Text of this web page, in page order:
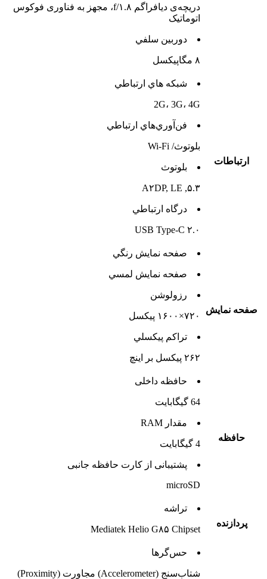
دریچه‌ی دیافراگم f/۱.۸، مجهز به فناوری فوکوس
اتوماتیک
دوربين سلفي
۸ مگاپیکسل
ارتباطات
شبکه هاي ارتباطي
2G، 3G، 4G
فن‌آوري‌هاي ارتباطي
بلوتوث/ Wi-Fi
بلوتوث
۵.۳, A۲DP, LE
درگاه ارتباطي
USB Type-C ۲.۰
صفحه نمايش
صفحه نمايش رنگي
صفحه نمايش لمسي
رزولوشن
۷۲۰×۱۶۰۰ پیکسل
تراکم پيکسلي
۲۶۲ پیکسل بر اینچ
حافظه
حافظه داخلی
64 گيگابايت
مقدار RAM
4 گيگابايت
پشتيبانی از کارت حافظه جانبی
microSD
پردازنده
تراشه
Mediatek Helio G۸۵ Chipset
حس‌گرها
شتاب‌سنج (Accelerometer) مجاورت (Proximity)